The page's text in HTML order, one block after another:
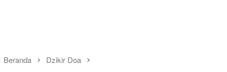
Beranda Dzikir Doa